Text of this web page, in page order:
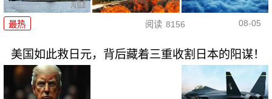
最热 阅读 8156 08-05
美国如此救日元，背后藏着三重收割日本的阳谋！